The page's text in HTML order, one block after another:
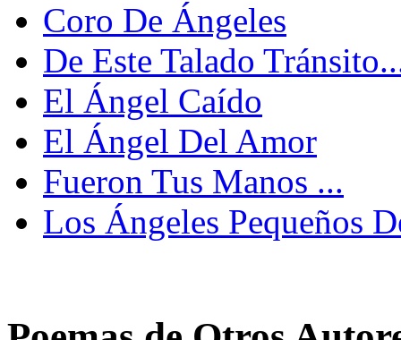
Coro De Ángeles
De Este Talado
El Ángel Caído
El Ángel Del Amor
Fueron Tus Manos ...
Los Ángeles Pequeños